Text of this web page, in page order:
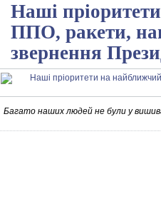
Наші
ППО, ракети,
звернення
Багато наших людей не були у